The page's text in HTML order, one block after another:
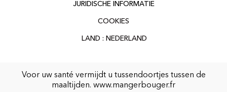
JURIDISCHE INFORMATIE
COOKIES
Voor uw santé vermijdt u tussendoortjes tussen de
maaltijden. www.mangerbouger.fr